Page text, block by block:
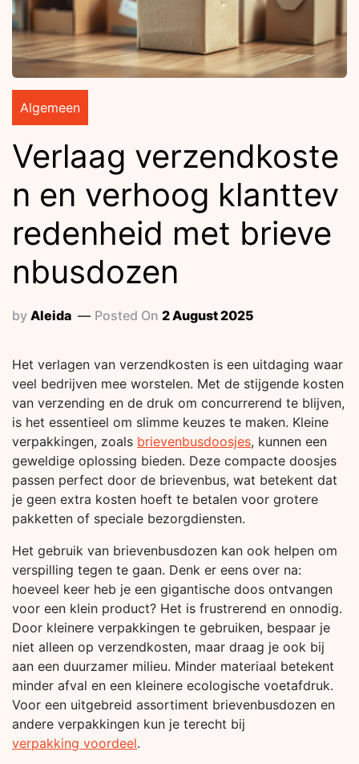
Algemeen
Verlaag verzendkoste
n en verhoog klanttev
redenheid met brieve
nbusdozen
by Aleida Posted On 2 August 2025
Het verlagen van verzendkosten is een uitdaging waar
veel bedrijven mee worstelen. Met de stijgende kosten
van verzending en de druk om concurrerend te blijven,
is het essentieel om slimme keuzes te maken. Kleine
verpakkingen, zoals brievenbusdoosjes, kunnen een
geweldige oplossing bieden. Deze compacte doosjes
passen perfect door de brievenbus, wat betekent dat
je geen extra kosten hoeft te betalen voor grotere
pakketten of speciale bezorgdiensten.
Het gebruik van brievenbusdozen kan ook helpen om
verspilling tegen te gaan. Denk er eens over na:
hoeveel keer heb je een gigantische doos ontvangen
voor een klein product? Het is frustrerend en onnodig.
Door kleinere verpakkingen te gebruiken, bespaar je
niet alleen op verzendkosten, maar draag je ook bij
aan een duurzamer milieu. Minder materiaal betekent
minder afval en een kleinere ecologische voetafdruk.
Voor een uitgebreid assortiment brievenbusdozen en
andere verpakkingen kun je terecht bij
verpakking voordeel.